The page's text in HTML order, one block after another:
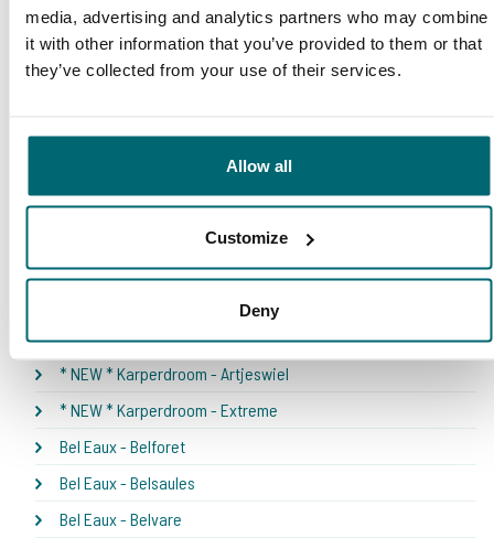
media, advertising and analytics partners who may combine
it with other information that you’ve provided to them or that
they’ve collected from your use of their services.
Allow all
Customize
Deny
1 2 3 4
Unser Angebot
* NEW * Karperdroom - Artjeswiel
* NEW * Karperdroom - Extreme
Bel Eaux - Belforet
Bel Eaux - Belsaules
Bel Eaux - Belvare